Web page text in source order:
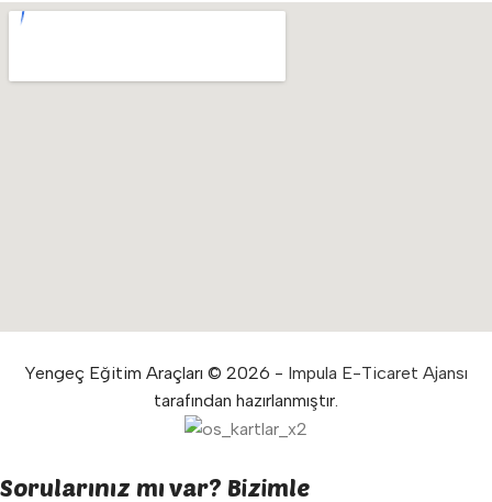
Yengeç Eğitim Araçları © 2026 - Impula E-Ticaret Ajansı
tarafından hazırlanmıştır.
Sorularınız mı var? Bizimle